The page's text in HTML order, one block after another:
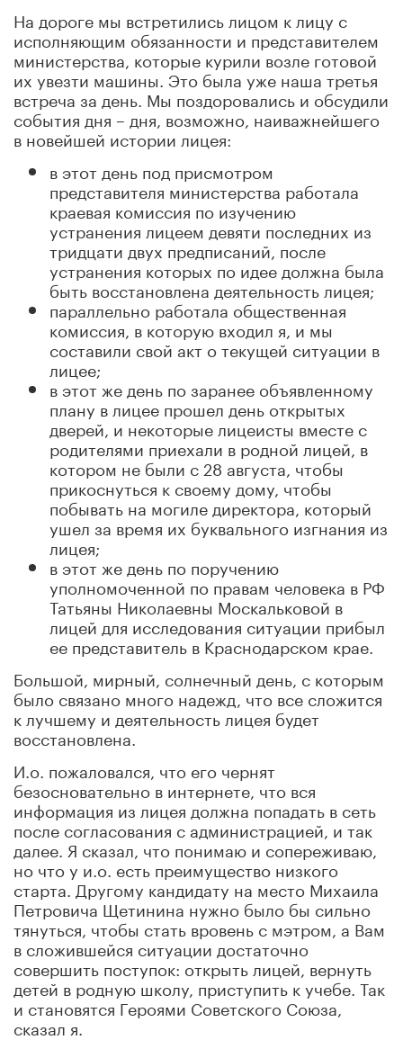
На дороге мы встретились лицом к лицу с
исполняющим обязанности и представителем
министерства, которые курили возле готовой
их увезти машины. Это была уже наша третья
встреча за день. Мы поздоровались и обсудили
события дня – дня, возможно, наиважнейшего
в новейшей истории лицея:
в этот день под присмотром
представителя министерства работала
краевая комиссия по изучению
устранения лицеем девяти последних из
тридцати двух предписаний, после
устранения которых по идее должна была
быть восстановлена деятельность лицея;
параллельно работала общественная
комиссия, в которую входил я, и мы
составили свой акт о текущей ситуации в
лицее;
в этот же день по заранее объявленному
плану в лицее прошел день открытых
дверей, и некоторые лицеисты вместе с
родителями приехали в родной лицей, в
котором не были с 28 августа, чтобы
прикоснуться к своему дому, чтобы
побывать на могиле директора, который
ушел за время их буквального изгнания из
лицея;
в этот же день по поручению
уполномоченной по правам человека в РФ
Татьяны Николаевны Москальковой в
лицей для исследования ситуации прибыл
ее представитель в Краснодарском крае.
Большой, мирный, солнечный день, с которым
было связано много надежд, что все сложится
к лучшему и деятельность лицея будет
восстановлена.
И.о. пожаловался, что его чернят
безосновательно в интернете, что вся
информация из лицея должна попадать в сеть
после согласования с администрацией, и так
далее. Я сказал, что понимаю и сопереживаю,
но что у и.о. есть преимущество низкого
старта. Другому кандидату на место Михаила
Петровича Щетинина нужно было бы сильно
тянуться, чтобы стать вровень с мэтром, а Вам
в сложившейся ситуации достаточно
совершить поступок: открыть лицей, вернуть
детей в родную школу, приступить к учебе. Так
и становятся Героями Советского Союза,
сказал я.